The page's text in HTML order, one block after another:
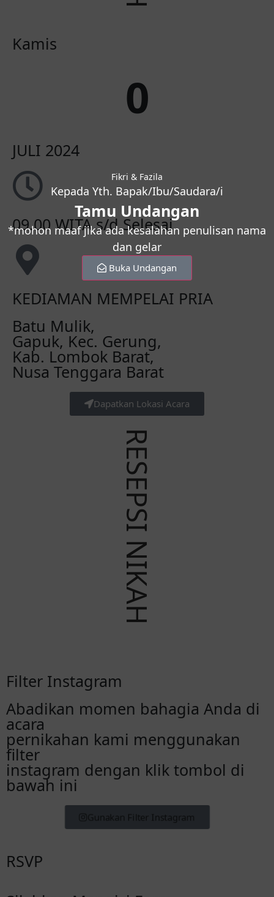
Kamis
0
JULI 2024
09.00 WITA s/d Selesai
KEDIAMAN MEMPELAI PRIA
Batu Mulik,
Gapuk, Kec. Gerung,
Kab. Lombok Barat,
Nusa Tenggara Barat
Dapatkan Lokasi Acara
RESEPSI NIKAH
Filter Instagram
Abadikan momen bahagia Anda di
acara
pernikahan kami menggunakan
filter
instagram dengan klik tombol di
bawah ini
Gunakan Filter Instagram
RSVP
Fikri & Fazila
Kepada Yth. Bapak/Ibu/Saudara/i
Tamu Undangan
*mohon maaf jika ada kesalahan penulisan nama
dan gelar
Buka Undangan